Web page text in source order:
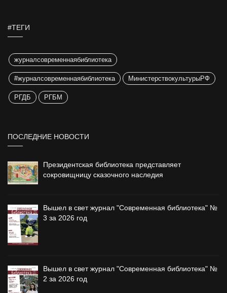
#ТЕГИ
журналсовременнаябиблиотека
#журналсовременнаябиблиотека МинистерствокультурыРФ
РГДБ РГБМ
ПОСЛЕДНИЕ НОВОСТИ
Президентская библиотека представляет
сокровищницу сказочного наследия
Вышел в свет журнал "Современная библиотека" №
3 за 2026 год
Вышел в свет журнал "Современная библиотека" №
2 за 2026 год